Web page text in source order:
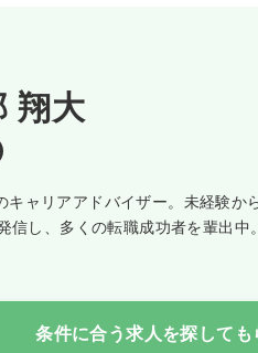
翔大
キャリアアドバイザー。未経験か
信し、多くの転職成功者を輩出中。
条件に合う求人を探しても